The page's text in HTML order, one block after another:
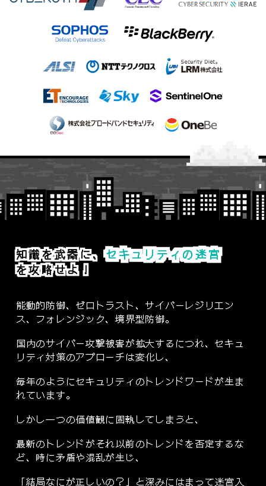
知識を武器に、セキュリティの迷宮
を攻略せよ！
能動的防御、ゼロトラスト、サイバーレジリエン
ス、フォレンジック、境界型防御。
国内のサイバー攻撃被害が拡大するにつれ、セキュ
リティ対策のアプローチは変化し、
毎年のようにセキュリティのトレンドワードが生ま
れています。
しかし一つの価値観に固執してしまうと、
最新のトレンドがそれ以前のトレンドを否定するな
ど、時に矛盾や混乱が生じ、
「結局なにが正しいの？」と深みにはまって迷宮入